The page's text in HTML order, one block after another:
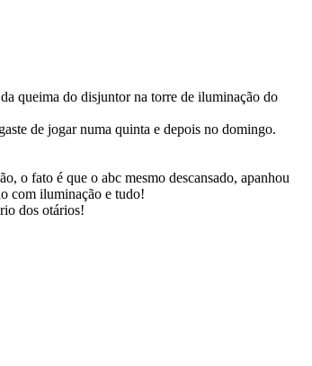
queima do disjuntor na torre de iluminação do
de jogar numa quinta e depois no domingo.
o fato é que o abc mesmo descansado, apanhou
com iluminação e tudo!
dos otários!